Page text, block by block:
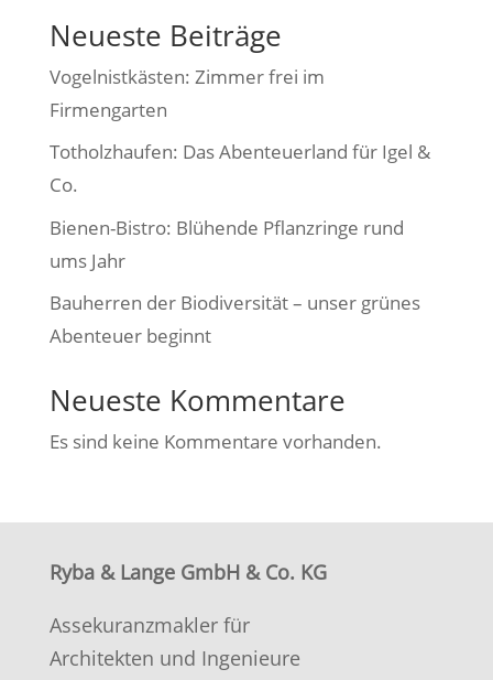
Neueste Beiträge
Vogelnistkästen: Zimmer frei im
Firmengarten
Totholzhaufen: Das Abenteuerland für Igel &
Co.
Bienen-Bistro: Blühende Pflanzringe rund
ums Jahr
Bauherren der Biodiversität – unser grünes
Abenteuer beginnt
Neueste Kommentare
Es sind keine Kommentare vorhanden.
Ryba & Lange GmbH & Co. KG
Assekuranzmakler für
Architekten und Ingenieure